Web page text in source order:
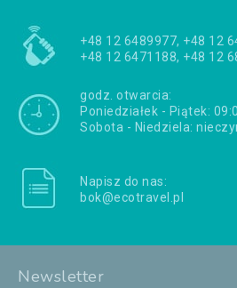
+48 12 6489977, +48 12
+48 12 6471188, +48 12
godz. otwarcia:
Poniedziałek - Piątek:
Sobota - Niedziela:
Napisz do nas:
bok@ecotravel.pl
Newsletter